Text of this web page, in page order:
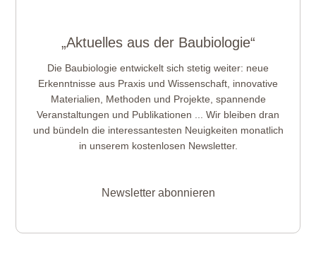
„Aktuelles aus der Baubiologie“
Die Baubiologie entwickelt sich stetig weiter: neue
Erkenntnisse aus Praxis und Wissenschaft, innovative
Materialien, Methoden und Projekte, spannende
Veranstaltungen und Publikationen ... Wir bleiben dran
und bündeln die interessantesten Neuigkeiten monatlich
in unserem kostenlosen Newsletter.
Newsletter abonnieren